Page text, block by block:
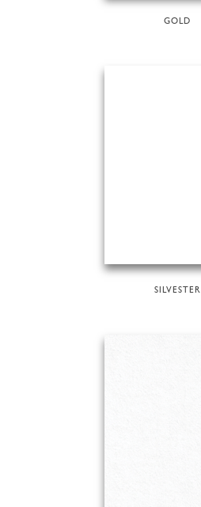
GOLD
SILVESTER